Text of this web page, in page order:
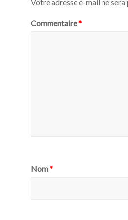
Votre adresse e-mail ne sera
Commentaire*
Nom*